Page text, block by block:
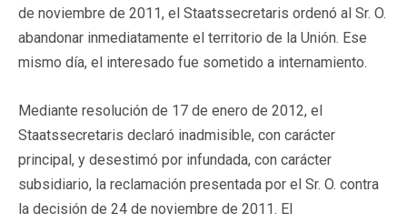
de noviembre de 2011, el Staatssecretaris ordenó al Sr. O.
abandonar inmediatamente el territorio de la Unión. Ese
mismo día, el interesado fue sometido a internamiento.
Mediante resolución de 17 de enero de 2012, el
Staatssecretaris declaró inadmisible, con carácter
principal, y desestimó por infundada, con carácter
subsidiario, la reclamación presentada por el Sr. O. contra
la decisión de 24 de noviembre de 2011. El